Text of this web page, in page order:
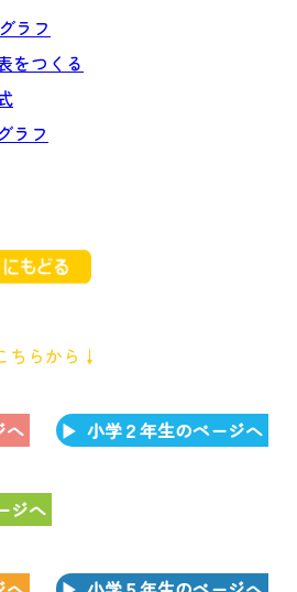
ラフ
をつくる
ラフ
ちらから↓
へ 小学２年生のページへ
ジへ